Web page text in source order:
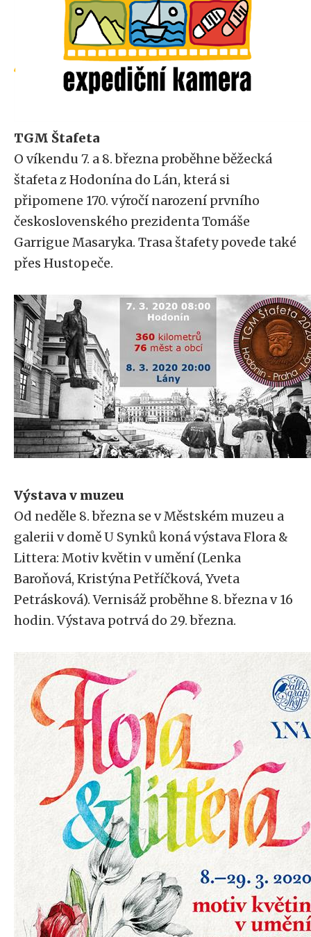
TGM Štafeta
O víkendu 7. a 8. března proběhne běžecká
štafeta z Hodonína do Lán, která si
připomene 170. výročí narození prvního
československého prezidenta Tomáše
Garrigue Masaryka. Trasa štafety povede také
přes Hustopeče.
Výstava v muzeu
Od neděle 8. března se v Městském muzeu a
galerii v domě U Synků koná výstava Flora &
Littera: Motiv květin v umění (Lenka
Baroňová, Kristýna Petříčková, Yveta
Petrásková). Vernisáž proběhne 8. března v 16
hodin. Výstava potrvá do 29. března.